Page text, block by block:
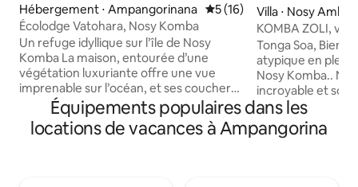
Hébergement ⋅ Ampangorinana Évaluation moyenne sur la
5 (16)
Écolodge Vatohara, Nosy Komba
Un refuge idyllique sur l’île de Nosy
Komba La maison, entourée d’une
végétation luxuriante offre une vue
imprenable sur l’océan, et ses couchers
de soleil 2 petites plages en contrebas
quasi désertes où vous pourrez nager
avec les tortues Le village 15 mn à pied
Villa ⋅ Nosy
KOMBA ZOLI,
Tonga Soa,
atypique en
Nosy Komba..
incroyable et son
vous accueillent
sérénité et
bateau de Nosy
Équipements populaires dans les
locations de vacances à Ampangorina